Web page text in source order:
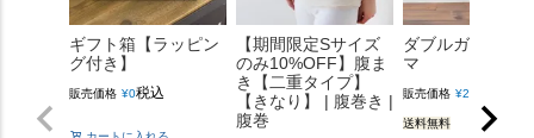
ギフト箱【ラッピン
グ付き】
販売価格 ¥0税込
【期間限定Sサイズ
のみ10%OFF】腹ま
き【二重タイプ】
【きなり】 | 腹巻き |
腹巻
ダブルガーゼパ
マ
販売価格 ¥22,000
送料無料